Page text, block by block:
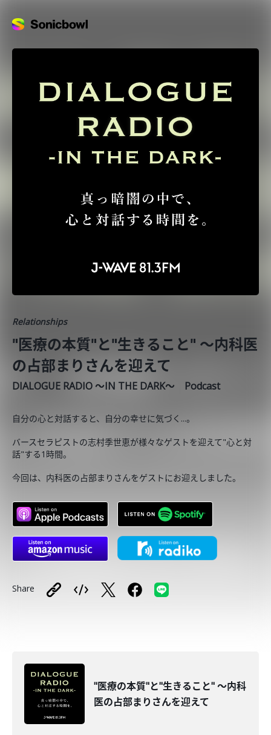
Relationships
"医療の本質"と"生きること" ～内科医
の占部まりさんを迎えて
DIALOGUE RADIO ～IN THE DARK～ Podcast
自分の心と対話すると、自分の幸せに気づく...。
バースセラピストの志村季世恵が様々なゲストを迎えて"心と対
話"する1時間。
今回は、内科医の占部まりさんをゲストにお迎えしました。
Share
"医療の本質"と"生きること" ～内科
医の占部まりさんを迎えて